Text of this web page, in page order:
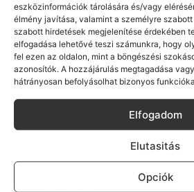
eszközinformációk tárolására és/vagy
élmény javítása, valamint a személyre
szabott hirdetések megjelenítése érdekében
elfogadása lehetővé teszi számunkra, hogy
fel ezen az oldalon, mint a böngészési
azonosítók. A hozzájárulás megtagadása
hátrányosan befolyásolhat bizonyos
Elfogadom
Elutasitás
Opciók
Jelenleg nincs ilyen
Gyakran Ismételt
Probléma jelentés /
OTP Áruhitel